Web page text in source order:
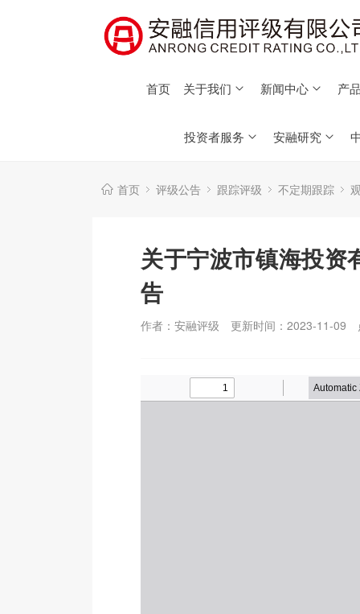
首页 关于我们 新闻中心 产
投资者服务 安融研究
首页 评级公告 跟踪评级 不定期跟踪
关于宁波市镇海投资
告
作者：安融评级 更新时间：2023-11-09